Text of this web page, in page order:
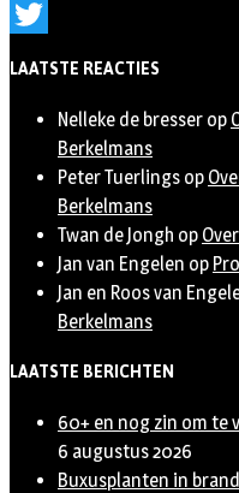
Instagram
LAATSTE REACTIES
Nelleke de bresser op
Berkelmans
Peter Tuerlings op
Berkelmans
Twan de Jongh op
Jan van Engelen op
Jan en Roos van
Berkelmans
LAATSTE BERICHTEN
60+ en nog zin om te
6 augustus 2026
Buxusplanten in